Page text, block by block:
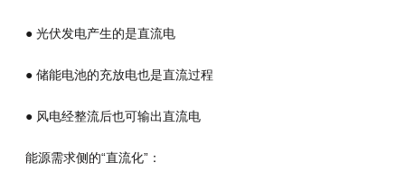
● 光伏发电产生的是直流电
● 储能电池的充放电也是直流过程
● 风电经整流后也可输出直流电
能源需求侧的“直流化”：